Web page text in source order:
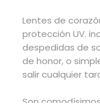
Lentes de
protección UV.
despedidas de
de honor, o
salir cualquier
Son